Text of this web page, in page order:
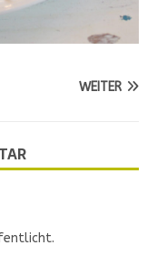
WEITER